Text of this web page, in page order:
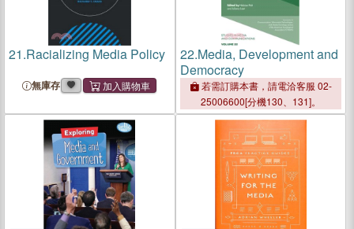
21.Racializing Media Policy
無庫存
22.Media, Development and
Democracy
若需訂購本書，請電洽客服 02-
25006600[分機130、131]。